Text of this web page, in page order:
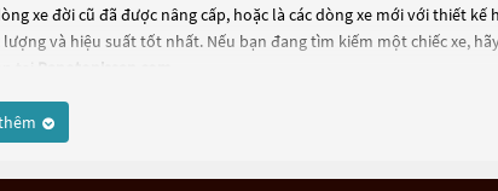
xe đời cũ đã được nâng cấp, hoặc là các dòng xe mới với thiết kế
và hiệu suất tốt nhất. Nếu bạn đang tìm kiếm một chiếc xe,
tại